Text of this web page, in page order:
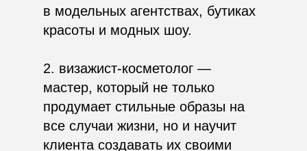
в модельных агентствах, бутиках
красоты и модных шоу.
2. визажист-косметолог —
мастер, который не только
продумает стильные образы на
все случаи жизни, но и научит
клиента создавать их своими